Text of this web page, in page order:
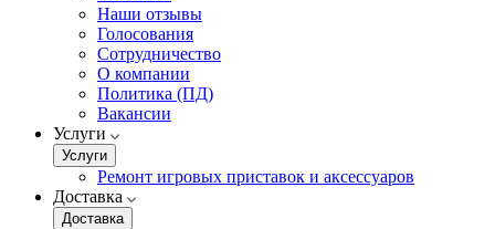
Наши отзывы
Голосования
Сотрудничество
О компании
Политика (ПД)
Вакансии
Услуги
Услуги
Ремонт игровых приставок и аксессуаров
Доставка
Доставка